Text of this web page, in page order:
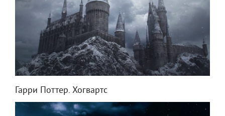
Гарри Поттер. Хогвартс